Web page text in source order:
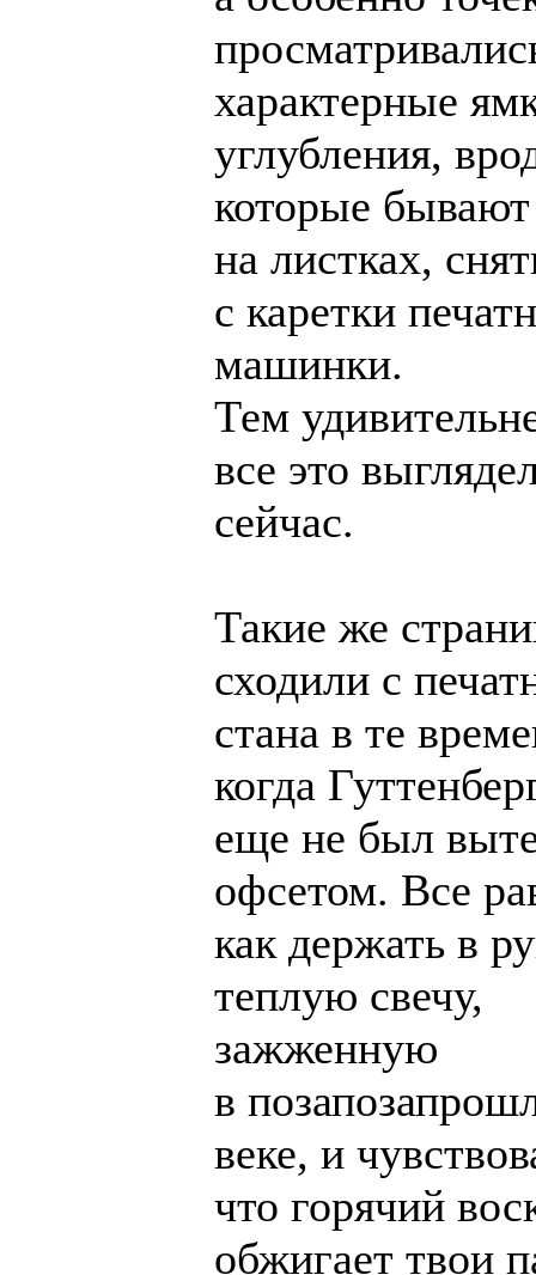
характерные
углубления,
которые бывают
на листках,
с каретки
машинки.
Тем
все это
сейчас.
Такие же
сходили с
стана в те
когда
еще не был
офсетом. Все
как держать в
теплую свечу,
зажженную
в
веке, и
что горячий
обжигает твои